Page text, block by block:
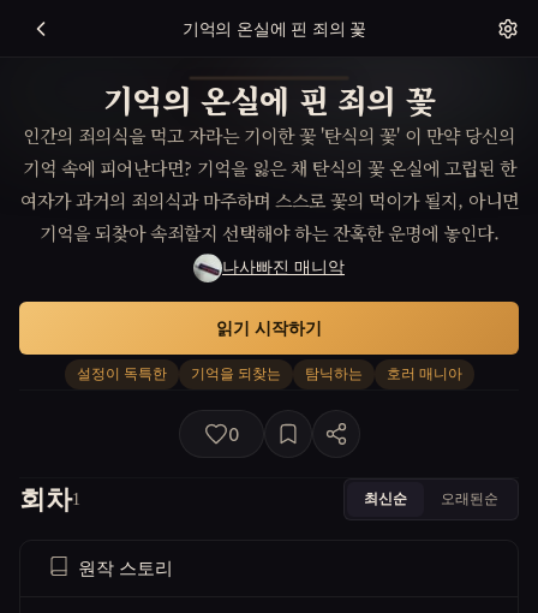
기억의 온실에 핀 죄의 꽃
기억의 온실에 핀 죄의 꽃
인간의 죄의식을 먹고 자라는 기이한 꽃 '탄식의 꽃' 이 만약 당신의
기억 속에 피어난다면? 기억을 잃은 채 탄식의 꽃 온실에 고립된 한
여자가 과거의 죄의식과 마주하며 스스로 꽃의 먹이가 될지, 아니면
기억을 되찾아 속죄할지 선택해야 하는 잔혹한 운명에 놓인다.
나사빠진 매니악
설정이 독특한 기억을 되찾는 탐닉하는 호러 매니아
읽기 시작하기
0
회차1 최신순 오래된순
원작 스토리